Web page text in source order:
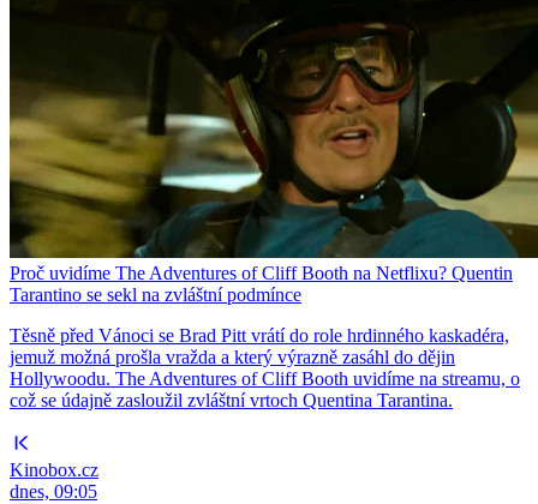
Proč uvidíme The Adventures of Cliff Booth na Netflixu? Quentin
Tarantino se sekl na zvláštní podmínce
Těsně před Vánoci se Brad Pitt vrátí do role hrdinného kaskadéra,
jemuž možná prošla vražda a který výrazně zasáhl do dějin
Hollywoodu. The Adventures of Cliff Booth uvidíme na streamu, o
což se údajně zasloužil zvláštní vrtoch Quentina Tarantina.
Kinobox.cz
dnes, 09:05